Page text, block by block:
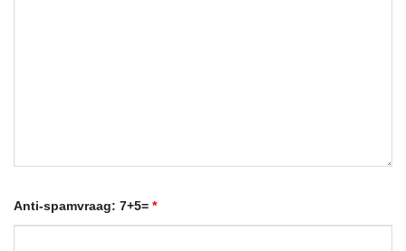
Anti-spamvraag: 7+5= *